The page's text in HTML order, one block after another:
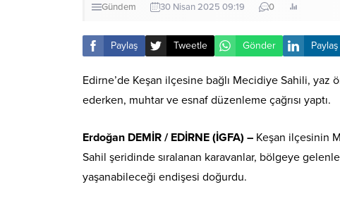
Gündem 30 Nisan 2025 09:19 0
Paylaş Tweetle Gönder Paylaş
Edirne’de Keşan ilçesine bağlı Mecidiye Sahili, yaz
ederken, muhtar ve esnaf düzenleme çağrısı yaptı.
Erdoğan DEMİR / EDİRNE (İGFA) – Keşan ilçesinin
Sahil şeridinde sıralanan karavanlar, bölgeye
yaşanabileceği endişesi doğurdu.